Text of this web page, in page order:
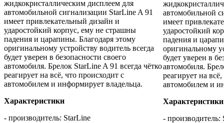
жидкокристаллическим дисплеем для
автомобильной сигнализации StarLine A 91
имеет привлекательный дизайн и
ударостойкий корпус, ему не страшны
падения и царапины. Благодаря этому
оригинальному устройству водитель всегда
будет уверен в безопасности своего
автомобиля. Брелок StarLine A 91 всегда чётко
реагирует на всё, что происходит с
автомобилем и информирует владельца.
Характеристики
- производитель: StarLine
автомобильной
имеет
ударостойкий
падения и
оригинальному
будет уверен в
автомобиля.
реагирует на
автомобилем и
Характеристики
- производитель: